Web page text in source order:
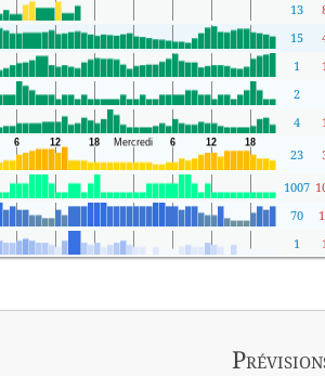
13
15
1
2
4
23
1007
70
1